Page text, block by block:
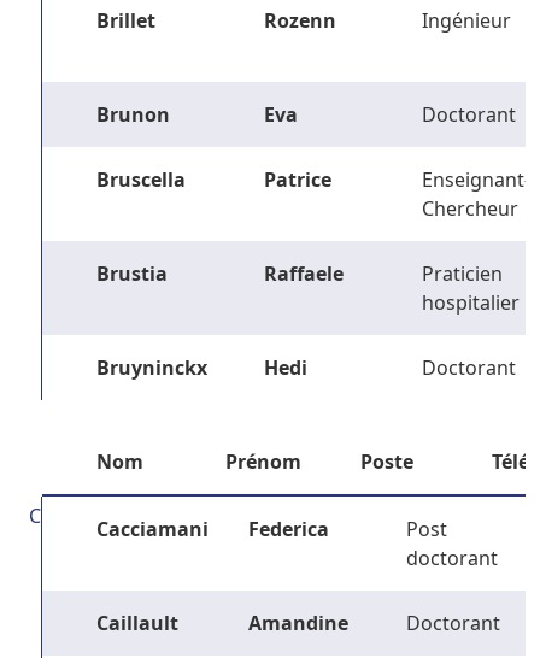
Brillet Rozenn Ingénieur
Brunon Eva Doctorant
Bruscella Patrice
Enseignant-
Chercheur
Brustia Raffaele
Praticien
hospitalier
Bruyninckx Hedi Doctorant
Nom Prénom Poste
C Cacciamani Federica
Post
doctorant
Caillault Amandine Doctorant